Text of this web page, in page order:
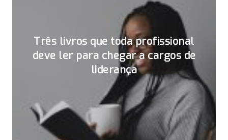
Três livros que toda profissional
deve ler para chegar a cargos de
liderança